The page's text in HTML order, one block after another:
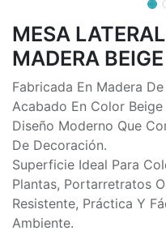
MESA
MADERA BEIGE
Fabricada En Madera
Acabado En Color
Diseño Moderno Que
De Decoración.
Superficie Ideal Para
Plantas, Portarretratos
Resistente, Práctica Y
Ambiente.